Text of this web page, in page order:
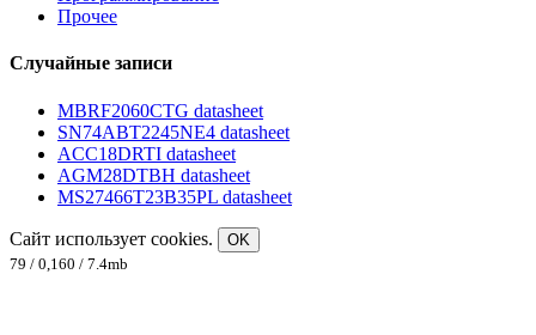
Прочее
Случайные записи
MBRF2060CTG datasheet
SN74ABT2245NE4 datasheet
ACC18DRTI datasheet
AGM28DTBH datasheet
MS27466T23B35PL datasheet
Сайт использует cookies.
OK
79 / 0,160 / 7.4mb